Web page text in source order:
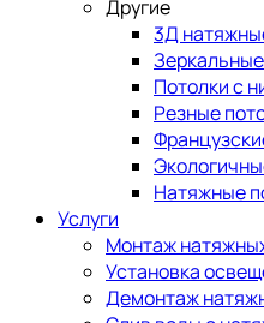
Другие
3Д
Потолки с
Резные
Натяжные
Услуги
Монтаж
Установка
Демонтаж